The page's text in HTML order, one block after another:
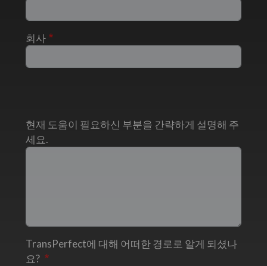
회사
현재 도움이 필요하신 부분을 간략하게 설명해 주
세요.
TransPerfect에 대해 어떠한 경로로 알게 되셨나
요?